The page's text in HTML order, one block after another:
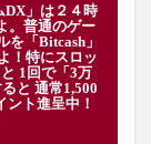
DX」は２４時
。普通のゲー
「Bitcash」
！特にスロッ
1回で「3万
と 通常1,500
ト進呈中！